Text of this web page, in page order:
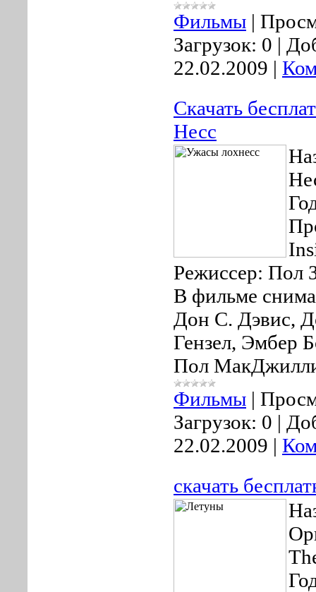
Фильмы |
Загрузок: 0 |
22.02.2009 |
Скачать
Несс
Режиссер: Пол
В фильме
Дон С. Дэвис,
Гензел, Эмбер
Пол
Фильмы |
Загрузок: 0 |
22.02.2009 |
скачать